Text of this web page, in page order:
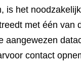
is het
met één van
aangewezen
contact